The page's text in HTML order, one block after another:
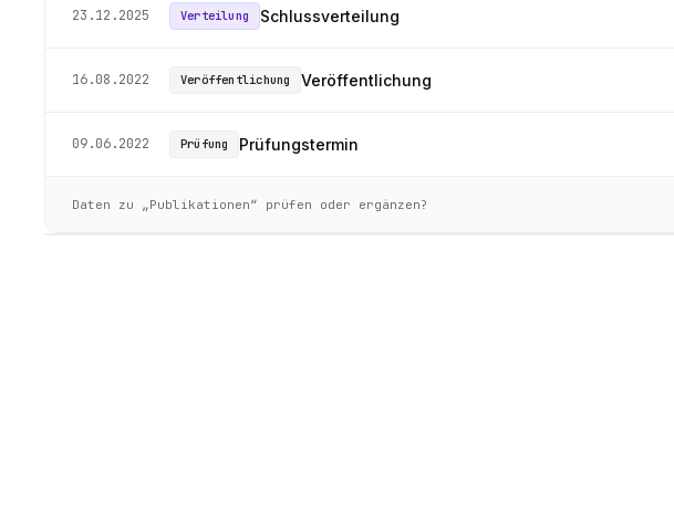
23.12.2025 Verteilung Schlussverteilung
16.08.2022 Veröffentlichung Veröffentlichung
09.06.2022 Prüfung Prüfungstermin
Daten zu „Publikationen“ prüfen oder ergänzen?